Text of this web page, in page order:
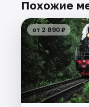
Похожие
от 2 890 ₽